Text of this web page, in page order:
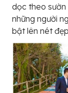
dọc theo sườn
những người
bật lên nét